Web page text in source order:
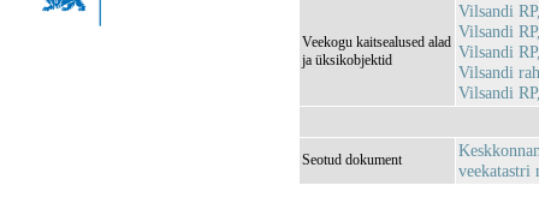
Veekogu kaitsealused alad
ja üksikobjektid
Vilsandi
Vilsandi
Vilsandi
Vilsandi
Vilsandi
Seotud dokument
veekatastri